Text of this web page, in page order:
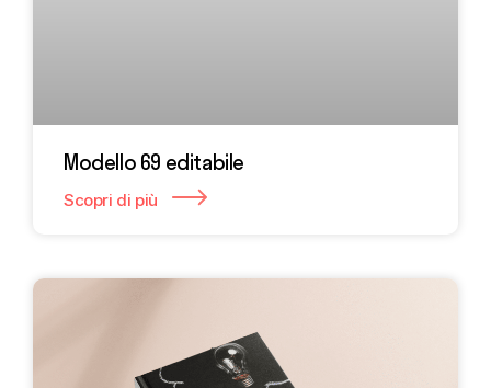
Modello 69 editabile
Scopri di più